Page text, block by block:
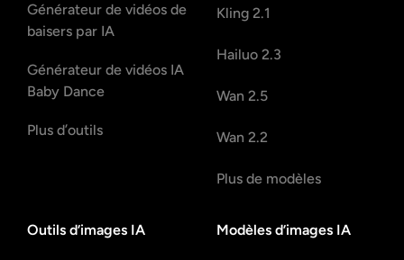
Générateur de vidéos de
baisers par IA
Générateur de vidéos IA
Baby Dance
Plus d’outils
Kling 2.1
Hailuo 2.3
Wan 2.5
Wan 2.2
Plus de modèles
Outils d’images IA Modèles d’images IA